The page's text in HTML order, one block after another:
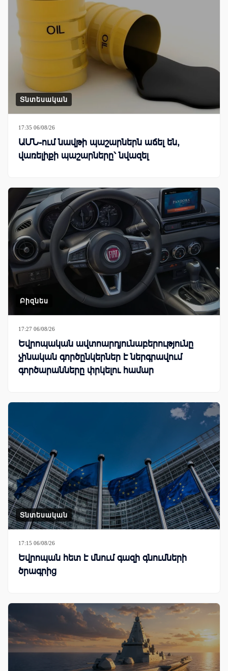
Տնտեսական
17:35 06/08/26
ԱՄՆ-ում նավթի պաշարներն աճել են,
վառելիքի պաշարները՝ նվազել
Բիզնես
17:27 06/08/26
Եվրոպական ավտոարդյունաբերությունը
չինական գործընկերներ է ներգրավում
գործարանները փրկելու համար
Տնտեսական
17:15 06/08/26
Եվրոպան հետ է մնում գազի գնումների
ծրագրից